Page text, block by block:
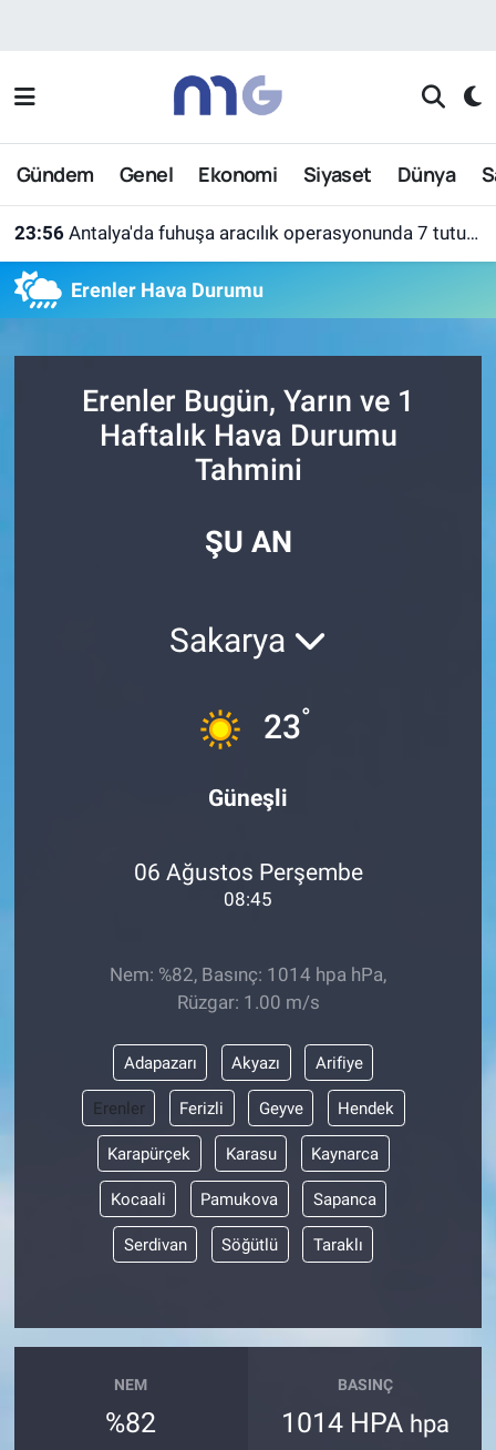
Gündem Genel Ekonomi Siyaset Dünya
23:56 Antalya'da fuhuşa aracılık operasyonunda 7 tutuklama
Erenler Hava Durumu
Erenler Bugün, Yarın ve 1
Haftalık Hava Durumu
Tahmini
ŞU AN
Sakarya
23°
Güneşli
06 Ağustos Perşembe
08:45
Nem: %82, Basınç: 1014 hpa hPa,
Rüzgar: 1.00 m/s
Adapazarı Akyazı Arifiye
Erenler Ferizli Geyve Hendek
Karapürçek Karasu Kaynarca
Kocaali Pamukova Sapanca
Serdivan Söğütlü Taraklı
NEM
%82
BASINÇ
1014 HPA hpa
Nöbetçi Eczaneler
Hava Durumu
Son Dakika Haberleri